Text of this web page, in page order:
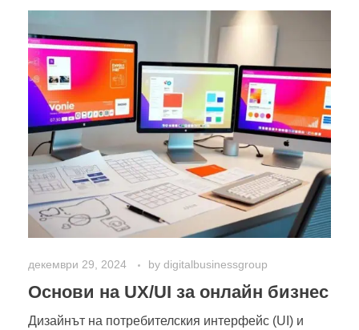
декември 29, 2024 by digitalbusinessgroup
Основи на UX/UI за онлайн бизнес
Дизайнът на потребителския интерфейс (UI) и